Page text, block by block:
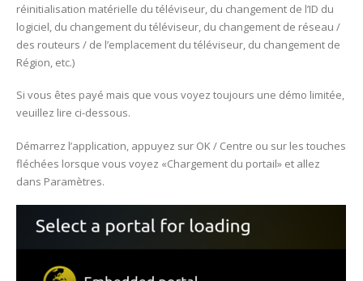
réinitialisation matérielle du téléviseur, du changement de l’ID du
logiciel, du changement du téléviseur, du changement de réseau /
des routeurs / de l’emplacement du téléviseur, du changement de
Région, etc.)
Si vous êtes payé mais que vous voyez toujours une démo limitée,
veuillez lire ci-dessous.
Démarrez l’application, appuyez sur OK / Centre ou sur les touches
fléchées lorsque vous voyez «Chargement du portail» et allez
dans Paramètres.